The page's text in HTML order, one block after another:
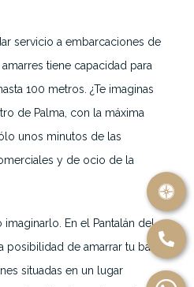
servicio a embarcaciones de
tiene capacidad para
100 metros. ¿Te imaginas
de Palma, con la máxima
unos minutos de las
y de ocio de la
En el Pantalán del
posibilidad de amarrar tu barco
situadas en un lugar